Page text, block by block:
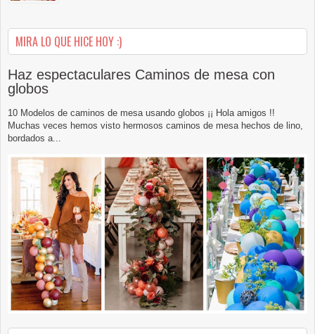
MIRA LO QUE HICE HOY :)
Haz espectaculares Caminos de mesa con
globos
10 Modelos de caminos de mesa usando globos ¡¡ Hola amigos !!
Muchas veces hemos visto hermosos caminos de mesa hechos de lino,
bordados a...